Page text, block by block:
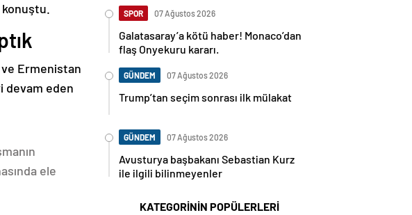
konuştu.
ve Ermenistan
devam eden
ele
SPOR 07 Ağustos 2026
Galatasaray’a kötü haber! Monaco’dan
flaş Onyekuru kararı.
GÜNDEM 07 Ağustos 2026
Trump’tan seçim sonrası ilk mülakat
GÜNDEM 07 Ağustos 2026
Avusturya başbakanı Sebastian Kurz
ile ilgili bilinmeyenler
KATEGORİNİN POPÜLERLERİ